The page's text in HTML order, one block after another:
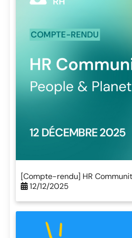
[Compte-rendu] HR
12/12/2025